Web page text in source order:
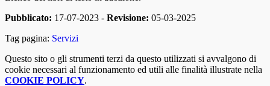
Pubblicato: 17-07-2023 - Revisione: 05-03-2025
Tag pagina: Servizi
Questo sito o gli strumenti terzi da questo utilizzati si avvalgono di
cookie necessari al funzionamento ed utili alle finalità illustrate nella
COOKIE POLICY.